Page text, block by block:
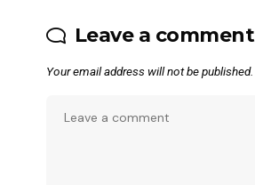
Leave a comment
Your email address will not be published.